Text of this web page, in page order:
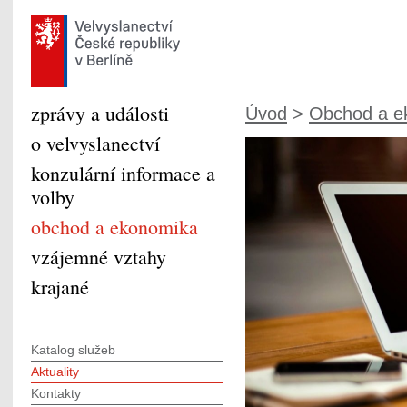
Úvod > Obchod a
zprávy a události
o velvyslanectví
konzulární informace a
volby
obchod a ekonomika
vzájemné vztahy
krajané
Katalog služeb
Aktuality
Kontakty